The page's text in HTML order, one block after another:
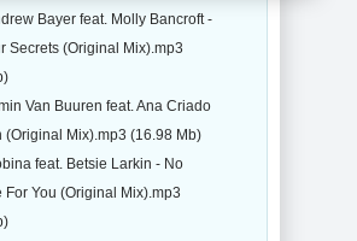
Bayer feat. Molly Bancroft -
Secrets (Original Mix).mp3
Van Buuren feat. Ana Criado
(Original Mix).mp3 (16.98 Mb)
feat. Betsie Larkin - No
For You (Original Mix).mp3